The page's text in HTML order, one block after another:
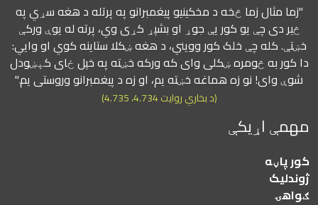
"زما مثال زما څخه د مخکینیو پیغمبرانو په پرتله د هغه سړي په
څیر دی چې یو کور یې جوړ او بشپړ کړی وي، پرته له یوې ورکې
خښتې. کله چې خلک کور وویني، د هغه ښکلا ستاینه کوي او وايي:
دا کور به څومره ښکلی وای که ورکه خښته په خپل ځای کېښودل
شوې وای! نو زه هماغه خښته یم، او زه د پیغمبرانو وروستی یم."
(د بخاري روایت 4.734، 4.735)
مهمې اړیکې
کور پاڼه
ژوندلیک
ګواهۍ